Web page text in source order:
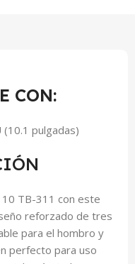
CON:
pulgadas)
TB-311 con este
reforzado de tres
para el hombro y
perfecto para uso